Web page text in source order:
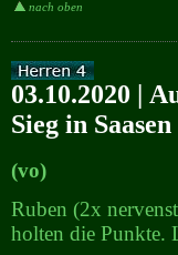
nach oben
03.10.2020 |
Sieg in Saasen
(vo)
Ruben (2x
holten die Punkte.